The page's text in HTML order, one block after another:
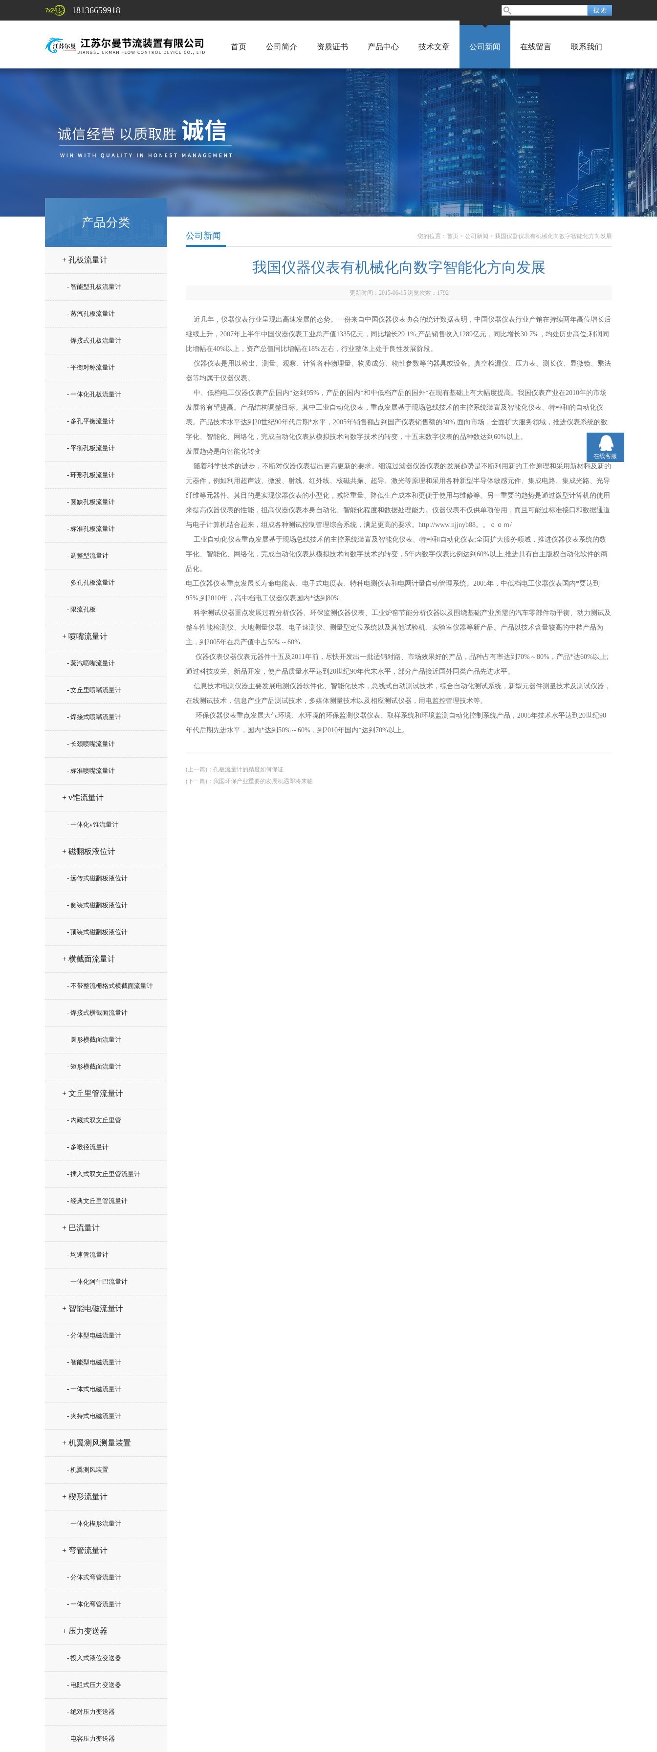
18136659918
首页 公司简介 资质证书 产品中心 技术文章 公司新闻 在线留言 联系我们
产品分类
+ 孔板流量计
- 智能型孔板流量计
- 蒸汽孔板流量计
- 焊接式孔板流量计
- 平衡对称流量计
- 一体化孔板流量计
- 多孔平衡流量计
- 平衡孔板流量计
- 环形孔板流量计
- 圆缺孔板流量计
- 标准孔板流量计
- 调整型流量计
- 多孔孔板流量计
- 限流孔板
+ 喷嘴流量计
- 蒸汽喷嘴流量计
- 文丘里喷嘴流量计
- 焊接式喷嘴流量计
- 长颈喷嘴流量计
- 标准喷嘴流量计
+ v锥流量计
- 一体化v锥流量计
+ 磁翻板液位计
- 远传式磁翻板液位计
- 侧装式磁翻板液位计
- 顶装式磁翻板液位计
+ 横截面流量计
- 不带整流栅格式横截面流量计
- 焊接式横截面流量计
- 圆形横截面流量计
- 矩形横截面流量计
+ 文丘里管流量计
- 内藏式双文丘里管
- 多喉径流量计
- 插入式双文丘里管流量计
- 经典文丘里管流量计
+ 巴流量计
- 均速管流量计
- 一体化阿牛巴流量计
+ 智能电磁流量计
- 分体型电磁流量计
- 智能型电磁流量计
- 一体式电磁流量计
- 夹持式电磁流量计
+ 机翼测风测量装置
- 机翼测风装置
+ 楔形流量计
- 一体化楔形流量计
+ 弯管流量计
- 分体式弯管流量计
- 一体化弯管流量计
+ 压力变送器
- 投入式液位变送器
- 电阻式压力变送器
- 绝对压力变送器
- 电容压力变送器
您的位置： 首页 > 公司新闻 > 我国仪器仪表有机械化向数字智能化方向发展
公司新闻
我国仪器仪表有机械化向数字智能化方向发展
更新时间：2015-06-15 浏览次数： 1792
近几年，仪器仪表行业呈现出高速发展的态势。一份来自中国仪器仪表协会的统计数据表明，中国仪器仪表行业产销在持续两年高位增长后
继续上升，2007年上半年中国仪器仪表工业总产值1335亿元，同比增长29.1%;产品销售收入1289亿元，同比增长30.7%，均处历史高位;利润同
比增幅在40%以上，资产总值同比增幅在18%左右，行业整体上处于良性发展阶段。
仪器仪表是用以检出、测量、观察、计算各种物理量、物质成分、物性参数等的器具或设备。真空检漏仪、压力表、测长仪、显微镜、乘法
器等均属于仪器仪表。
中、低档电工仪器仪表产品国内*达到95%，产品的国内*和中低档产品的国外*在现有基础上有大幅度提高。我国仪表产业在2010年的市场
发展将有望提高。产品结构调整目标。其中工业自动化仪表，重点发展基于现场总线技术的主控系统装置及智能化仪表、特种和的自动化仪
表。产品技术水平达到20世纪90年代后期*水平，2005年销售额占到国产仪表销售额的30%.面向市场，全面扩大服务领域，推进仪表系统的数
字化、智能化、网络化，完成自动化仪表从模拟技术向数字技术的转变，十五末数字仪表的品种数达到60%以上。
发展趋势是向智能化转变
随着科学技术的进步，不断对仪器仪表提出更高更新的要求。细流过滤器仪器仪表的发展趋势是不断利用新的工作原理和采用新材料及新的
元器件，例如利用超声波、微波、射线、红外线、核磁共振、超导、激光等原理和采用各种新型半导体敏感元件、集成电路、集成光路、光导
纤维等元器件。其目的是实现仪器仪表的小型化，减轻重量、降低生产成本和更便于使用与维修等。另一重要的趋势是通过微型计算机的使用
来提高仪器仪表的性能，担高仪器仪表本身自动化、智能化程度和数据处理能力。仪器仪表不仅供单项使用，而且可能过标准接口和数据通道
与电子计算机结合起来，组成各种测试控制管理综合系统，满足更高的要求。http://www.njjnyb88。。ｃｏｍ/
工业自动化仪表重点发展基于现场总线技术的主控系统装置及智能化仪表、特种和自动化仪表;全面扩大服务领域，推进仪器仪表系统的数
字化、智能化、网络化，完成自动化仪表从模拟技术向数字技术的转变，5年内数字仪表比例达到60%以上;推进具有自主版权自动化软件的商
品化。
电工仪器仪表重点发展长寿命电能表、电子式电度表、特种电测仪表和电网计量自动管理系统。2005年，中低档电工仪器仪表国内*要达到
95%;到2010年，高中档电工仪器仪表国内*达到80%.
科学测试仪器重点发展过程分析仪器、环保监测仪器仪表、工业炉窑节能分析仪器以及围绕基础产业所需的汽车零部件动平衡、动力测试及
整车性能检测仪、大地测量仪器、电子速测仪、测量型定位系统以及其他试验机、实验室仪器等新产品。产品以技术含量较高的中档产品为
主，到2005年在总产值中占50%～60%.
仪器仪表仪器仪表元器件十五及2011年前，尽快开发出一批适销对路、市场效果好的产品，品种占有率达到70%～80%，产品*达60%以上;
通过科技攻关、新品开发，使产品质量水平达到20世纪90年代末水平，部分产品接近国外同类产品先进水平。
信息技术电测仪器主要发展电测仪器软件化、智能化技术，总线式自动测试技术，综合自动化测试系统，新型元器件测量技术及测试仪器，
在线测试技术，信息产业产品测试技术，多媒体测量技术以及相应测试仪器，用电监控管理技术等。
环保仪器仪表重点发展大气环境、水环境的环保监测仪器仪表、取样系统和环境监测自动化控制系统产品，2005年技术水平达到20世纪90
年代后期先进水平，国内*达到50%～60%，到2010年国内*达到70%以上。
(上一篇) ： 孔板流量计的精度如何保证
(下一篇) ： 我国环保产业重要的发展机遇即将来临
在线客服